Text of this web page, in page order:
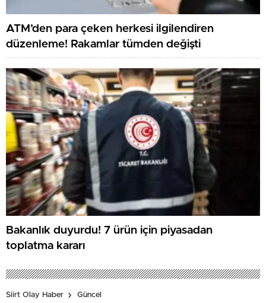
ATM’den para çeken herkesi ilgilendiren
düzenleme! Rakamlar tümden değişti
Bakanlık duyurdu! 7 ürün için piyasadan
toplatma kararı
Siirt Olay Haber Güncel